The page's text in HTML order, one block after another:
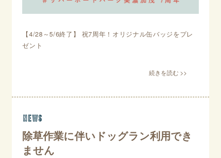
【4/28～5/6終了】 祝7周年！オリジナル缶バッジをプレ
ゼント
news
除草作業に伴いドッグラン利用でき
ません